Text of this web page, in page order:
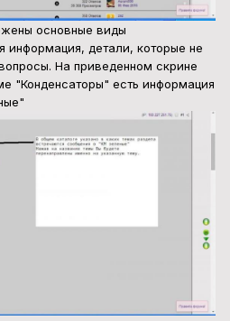
основные виды
информация, детали, которые не
На приведенном скрине
"Конденсаторы" есть информация